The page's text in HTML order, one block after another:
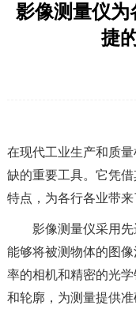
影像测量仪为
捷
在现代工业生产和质
缺的重要工具。它凭
特点，为各行各业带来
影像测量仪采用先
能够将被测物体的图
率的相机和精密的光
和轮廓，为测量提供准